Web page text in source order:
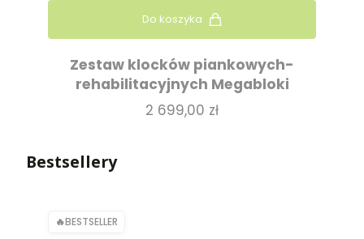
Do koszyka
Zestaw klocków piankowych-
rehabilitacyjnych Megabloki
Cena
2 699,00 zł
Bestsellery
BESTSELLER